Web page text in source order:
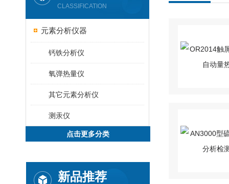
CLASSIFICATION
元素分析仪器
钙铁分析仪
氧弹热量仪
其它元素分析仪
测汞仪
点击更多分类
新品推荐